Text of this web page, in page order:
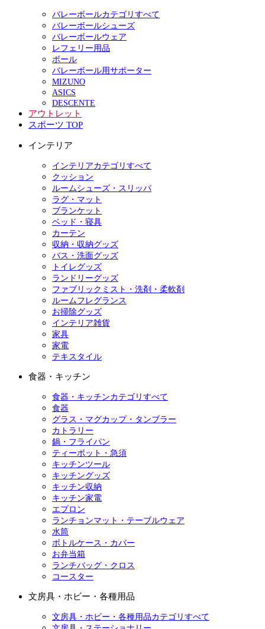
バレーボールカテゴリすべて
バレーボールシューズ
バレーボールウェア
レフェリー用品
ボール
バレーボール用サポーター
MIZUNO
ASICS
DESCENTE
アウトレット
スポーツ TOP
インテリア
インテリアカテゴリすべて
クッション
ルームシューズ・スリッパ
ラグ・マット
ブランケット
ベッド・寝具
カーテン
収納・収納グッズ
バス・洗面グッズ
トイレグッズ
ランドリーグッズ
ファブリックミスト・洗剤・柔軟剤
ルームフレグランス
お掃除グッズ
インテリア雑貨
家具
家電
テキスタイル
食器・キッチン
食器・キッチンカテゴリすべて
食器
グラス・マグカップ・タンブラー
カトラリー
鍋・フライパン
ティーポット・急須
キッチンツール
キッチングッズ
キッチン収納
キッチン家電
エプロン
ランチョンマット・テーブルウェア
水筒
ボトルケース・カバー
お弁当箱
ランチバッグ・クロス
コースター
文房具・ホビー・各種用品
文房具・ホビー・各種用品カテゴリすべて